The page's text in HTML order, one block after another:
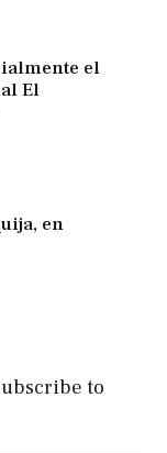
el
El
en
to